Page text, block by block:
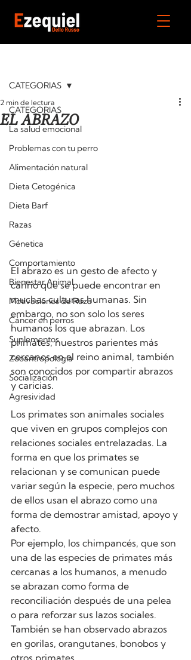
CATEGORIAS
La salud emocional
Problemas con tu perro
Alimentación natural
Dieta Cetogénica
Dieta Barf
Razas
Génetica
Comportamiento
Bienestar Animal
Motivaciones de Raza
Cáncer en perros
Suplementos
Zooantropología
Socialización
Agresividad
CATEGORIAS
EL ABRAZO
2 min de lectura
El abrazo es un gesto de afecto y
cariño que se puede encontrar en
muchas culturas humanas. Sin
embargo, no son solo los seres
humanos los que abrazan. Los
primates, nuestros parientes más
cercanos en el reino animal, también
son conocidos por compartir abrazos
y caricias.
Los primates son animales sociales
que viven en grupos complejos con
relaciones sociales entrelazadas. La
forma en que los primates se
relacionan y se comunican puede
variar según la especie, pero muchos
de ellos usan el abrazo como una
forma de demostrar amistad, apoyo y
afecto.
Por ejemplo, los chimpancés, que son
una de las especies de primates más
cercanas a los humanos, a menudo
se abrazan como forma de
reconciliación después de una pelea
o para reforzar sus lazos sociales.
También se han observado abrazos
en gorilas, orangutanes, bonobos y
otros primates.